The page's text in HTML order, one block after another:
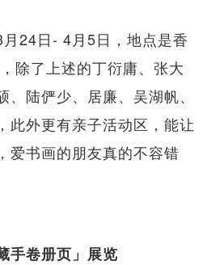
月24日- 4月5日，地点是香
除了上述的丁衍庸、张大
陆俨少、居廉、吴湖帆、
此外更有亲子活动区，能让
爱书画的朋友真的不容错
手卷册页」展览